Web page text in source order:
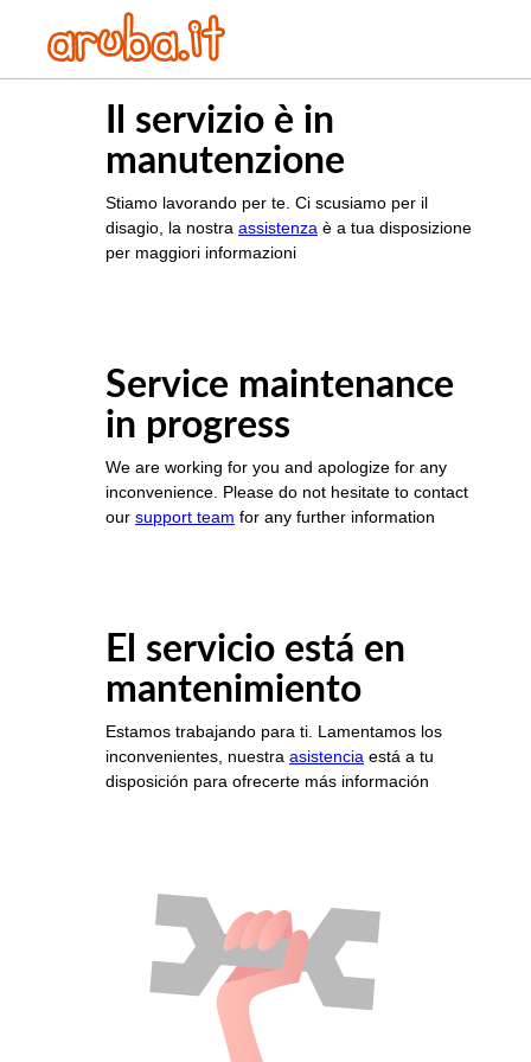
Il servizio è in
manutenzione
Stiamo lavorando per te. Ci scusiamo per il
disagio, la nostra assistenza è a tua disposizione
per maggiori informazioni
Service maintenance
in progress
We are working for you and apologize for any
inconvenience. Please do not hesitate to contact
our support team for any further information
El servicio está en
mantenimiento
Estamos trabajando para ti. Lamentamos los
inconvenientes, nuestra asistencia está a tu
disposición para ofrecerte más información